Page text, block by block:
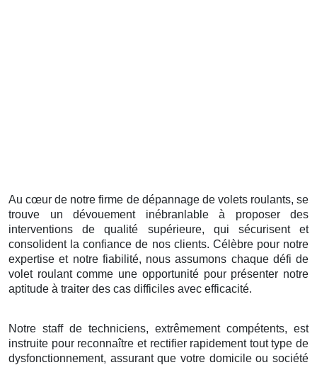
Au cœur de notre firme de dépannage de volets roulants, se
trouve un dévouement inébranlable à proposer des
interventions de qualité supérieure, qui sécurisent et
consolident la confiance de nos clients. Célèbre pour notre
expertise et notre fiabilité, nous assumons chaque défi de
volet roulant comme une opportunité pour présenter notre
aptitude à traiter des cas difficiles avec efficacité.
Notre staff de techniciens, extrêmement compétents, est
instruite pour reconnaître et rectifier rapidement tout type de
dysfonctionnement, assurant que votre domicile ou société